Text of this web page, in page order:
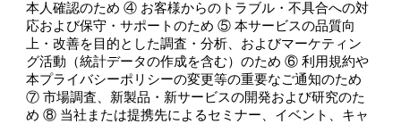
本人確認のため ④ お客様からのトラブル・不具合への対
応および保守・サポートのため ⑤ 本サービスの品質向
上・改善を目的とした調査・分析、およびマーケティン
グ活動（統計データの作成を含む）のため ⑥ 利用規約や
本プライバシーポリシーの変更等の重要なご通知のため
⑦ 市場調査、新製品・新サービスの開発および研究のた
め ⑧ 当社または提携先によるセミナー、イベント、キャ